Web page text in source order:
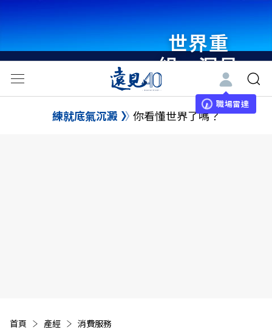
世界重
組・洞見
未來 與
世界領袖
職場雷達
練就底氣沉澱 你看懂世界了嗎？
首頁 產經 消費服務